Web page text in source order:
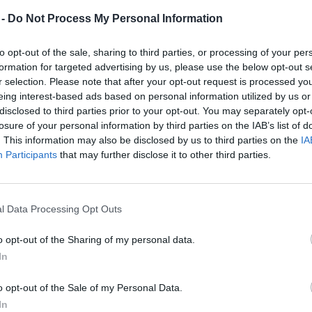
Do Not Process My Personal Information
opt-out of the sale, sharing to third parties, or processing of your
for targeted advertising by us, please use the below opt-out
selection. Please note that after your opt-out request is processed
interest-based ads based on personal information utilized by us
to third parties prior to your opt-out. You may separately
of your personal information by third parties on the IAB’s list of
This information may also be disclosed by us to third parties on the
Participants that may further disclose it to other third parties.
Data Processing Opt Outs
opt-out of the Sharing of my personal data.
opt-out of the Sale of my Personal Data.
med 10 vodilnih kitajskih blagovnih znamk z
svetovna družba na področju zbiranja
»Top 50 BrandZ Chinese Global Brand
kitajskih znamk.
za kitajske blagovne znamke, ki že več let
se je znova uvrstila v prvo deseterico najbolj
tako pa jo poročilo uvršča tudi med deset
v poročilo umestili prvič. Obenem Hisense
aparatov.
znamk
znamkami, ki so orale ledino na globalnem
med drugim tudi svetovno priznane znamke